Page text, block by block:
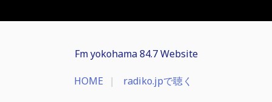
Fm yokohama 84.7 Website
HOME radiko.jpで聴く